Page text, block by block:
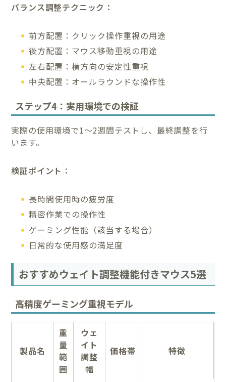
バランス調整テクニック：
前方配置：クリック操作重視の用途
後方配置：マウス移動重視の用途
左右配置：横方向の安定性重視
中央配置：オールラウンドな操作性
ステップ4：実用環境での検証
実際の使用環境で1～2週間テストし、最終調整を行
います。
検証ポイント：
長時間使用時の疲労度
精密作業での操作性
ゲーミング性能（該当する場合）
日常的な使用感の満足度
おすすめウェイト調整機能付きマウス5選
高精度ゲーミング重視モデル
製品名
重
量
範
囲
ウェ
イト
調整
幅
価格帯 特徴